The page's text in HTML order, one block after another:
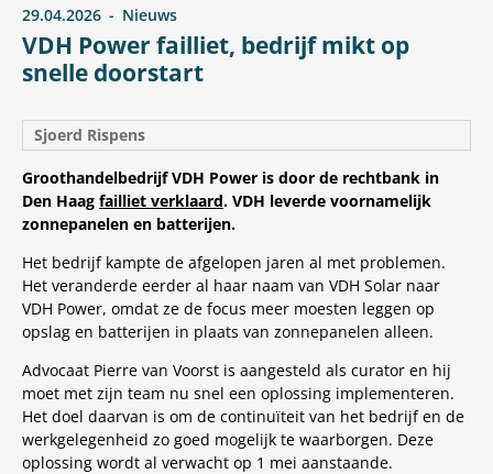
VDH Power failliet, bedrijf mikt op
snelle doorstart
29.04.2026 Nieuws
Sjoerd Rispens
Groothandelbedrijf VDH Power is door de rechtbank in
Den Haag failliet verklaard. VDH leverde voornamelijk
zonnepanelen en batterijen.
Het bedrijf kampte de afgelopen jaren al met problemen.
Het veranderde eerder al haar naam van VDH Solar naar
VDH Power, omdat ze de focus meer moesten leggen op
opslag en batterijen in plaats van zonnepanelen alleen.
Advocaat Pierre van Voorst is aangesteld als curator en hij
moet met zijn team nu snel een oplossing implementeren.
Het doel daarvan is om de continuïteit van het bedrijf en de
werkgelegenheid zo goed mogelijk te waarborgen. Deze
oplossing wordt al verwacht op 1 mei aanstaande.